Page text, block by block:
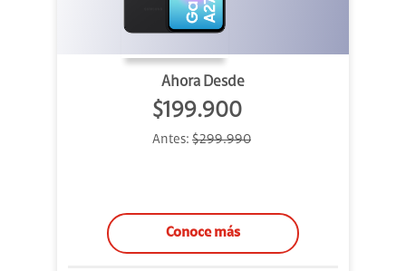
Ahora Desde
$199.900
Antes: $299.990
Conoce más